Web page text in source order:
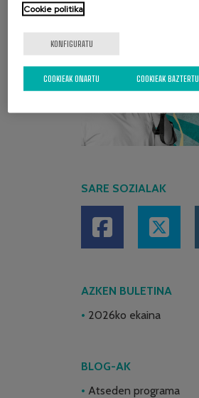
SARE SOZIALAK
AZKEN BULETINA
2026ko ekaina
BLOG-AK
Atseden programa
Cookie politika
KONFIGURATU
COOKIEAK BAZTERTU
COOKIEAK ONARTU